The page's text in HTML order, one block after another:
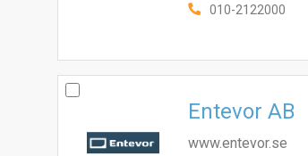
010-2122000
Entevor AB
www.entevor.se